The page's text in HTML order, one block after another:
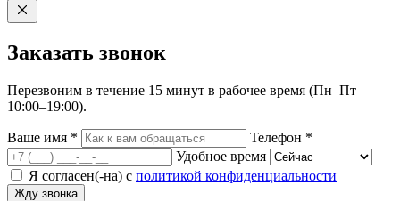
Заказать звонок
Перезвоним в течение 15 минут в рабочее время (Пн–Пт
10:00–19:00).
Ваше имя * Телефон *
Удобное время
Я согласен(-на) с политикой конфиденциальности
Жду звонка